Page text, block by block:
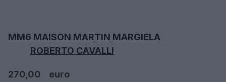
MM6 MAISON MARTIN MARGIELA
ROBERTO CAVALLI
270,00 euro